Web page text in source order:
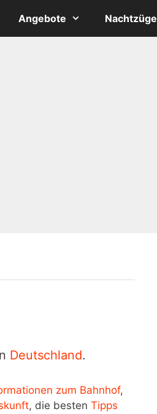
Angebote Nachtzüge
Deutschland.
zum Bahnhof,
, die besten Tipps